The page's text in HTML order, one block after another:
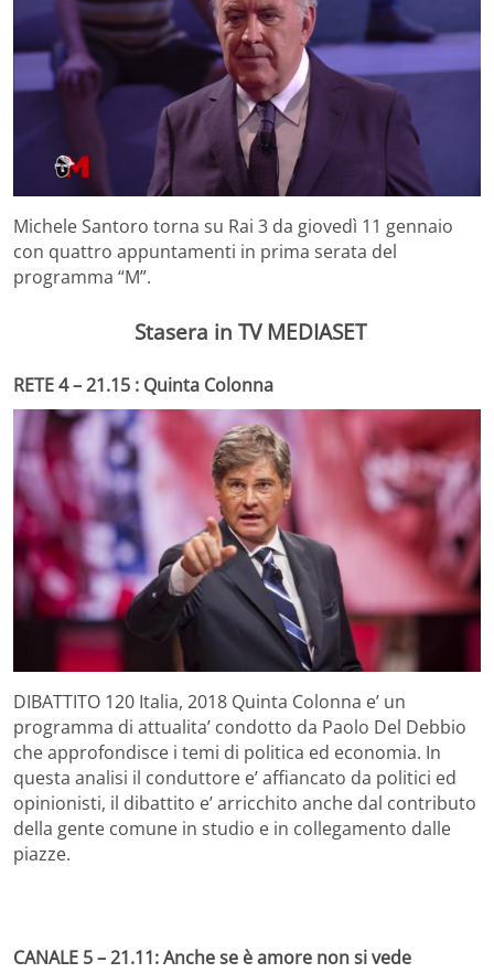
Michele Santoro torna su Rai 3 da giovedì 11 gennaio
con quattro appuntamenti in prima serata del
programma “M”.
Stasera in TV MEDIASET
RETE 4 – 21.15 : Quinta Colonna
DIBATTITO 120 Italia, 2018 Quinta Colonna e’ un
programma di attualita’ condotto da Paolo Del Debbio
che approfondisce i temi di politica ed economia. In
questa analisi il conduttore e’ affiancato da politici ed
opinionisti, il dibattito e’ arricchito anche dal contributo
della gente comune in studio e in collegamento dalle
piazze.
CANALE 5 – 21.11: Anche se è amore non si vede